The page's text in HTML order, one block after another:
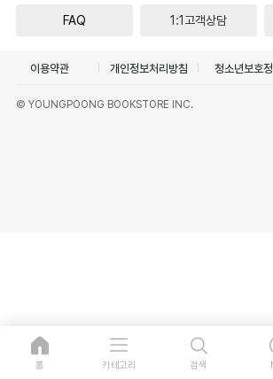
FAQ 1:1고객상담
이용약관 개인정보처리방침 청소년보호
© YOUNGPOONG BOOKSTORE INC.
홈 카테고리 검색